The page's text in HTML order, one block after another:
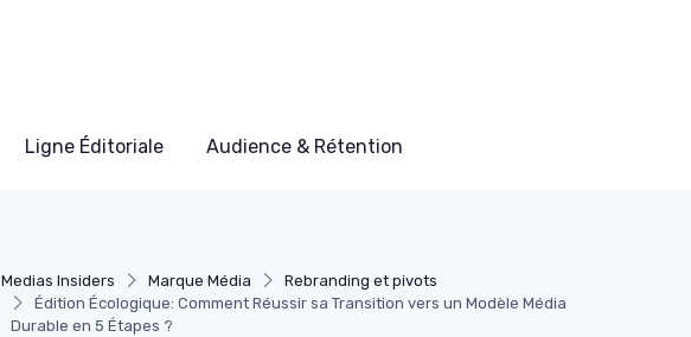
Ligne Éditoriale Audience & Rétention
Medias Insiders Marque Média
Rebranding et pivots
Édition Écologique: Comment Réussir sa Transition vers un Modèle Média
Durable en 5 Étapes ?